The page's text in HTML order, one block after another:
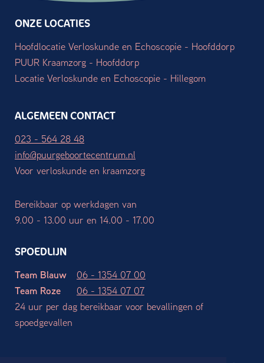
ONZE LOCATIES
Hoofdlocatie Verloskunde en Echoscopie - Hoofddorp
PUUR Kraamzorg - Hoofddorp
Locatie Verloskunde en Echoscopie - Hillegom
ALGEMEEN CONTACT
023 - 564 28 48
info@puurgeboortecentrum.nl
Voor verloskunde en kraamzorg
Bereikbaar op werkdagen van
9.00 - 13.00 uur en 14.00 - 17.00
SPOEDLIJN
Team Blauw
06 - 1354 07 00
Team Roze
06 - 1354 07 07
24 uur per dag bereikbaar voor bevallingen of
spoedgevallen